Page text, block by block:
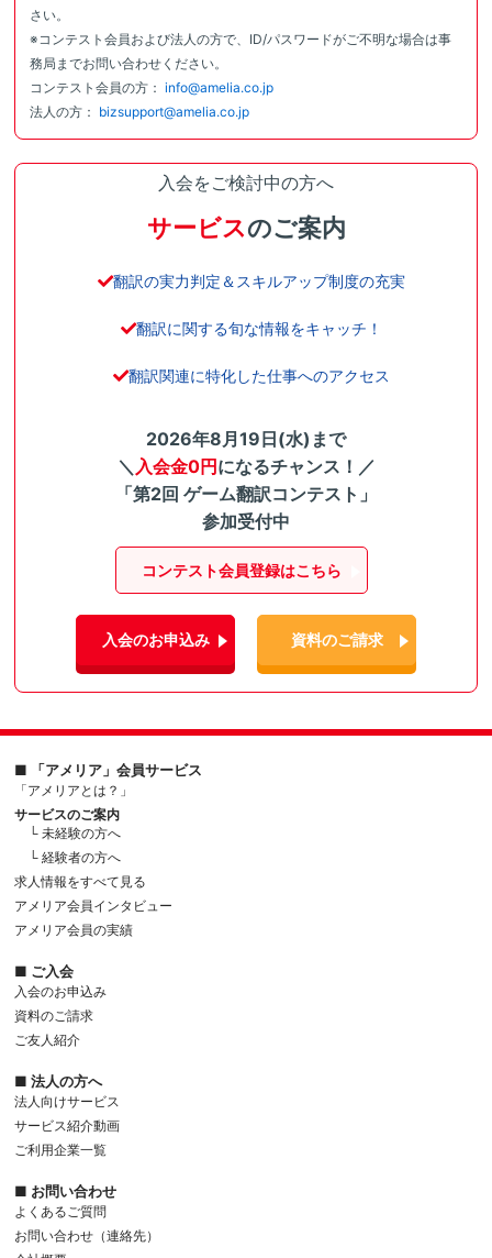
さい。
※コンテスト会員および法人の方で、ID/パスワードがご不明な場合は事
務局までお問い合わせください。
コンテスト会員の方： info@amelia.co.jp
法人の方： bizsupport@amelia.co.jp
入会をご検討中の方へ
サービスのご案内
翻訳の実力判定＆スキルアップ制度の充実
翻訳に関する旬な情報をキャッチ！
翻訳関連に特化した仕事へのアクセス
2026年8月19日(水)まで
＼ 入会金0円になるチャンス！／
「第2回 ゲーム翻訳コンテスト」
参加受付中
コンテスト会員登録はこちら
入会のお申込み 資料のご請求
■ 「アメリア」会員サービス
「アメリアとは？」
サービスのご案内
└ 未経験の方へ
└ 経験者の方へ
求人情報をすべて見る
アメリア会員インタビュー
アメリア会員の実績
■ ご入会
入会のお申込み
資料のご請求
ご友人紹介
■ 法人の方へ
法人向けサービス
サービス紹介動画
ご利用企業一覧
■ お問い合わせ
よくあるご質問
お問い合わせ（連絡先）